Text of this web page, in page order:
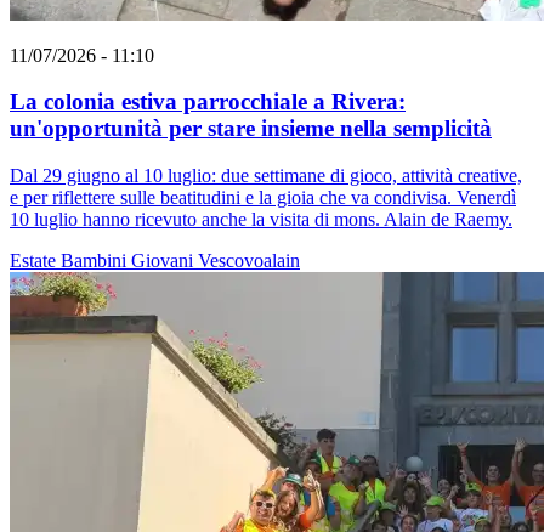
11/07/2026 - 11:10
La colonia estiva parrocchiale a Rivera:
un'opportunità per stare insieme nella semplicità
Dal 29 giugno al 10 luglio: due settimane di gioco, attività creative,
e per riflettere sulle beatitudini e la gioia che va condivisa. Venerdì
10 luglio hanno ricevuto anche la visita di mons. Alain de Raemy.
Estate Bambini Giovani Vescovoalain